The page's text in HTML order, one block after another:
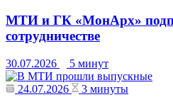
МТИ и ГК «МонАрх»
сотрудничестве
30.07.2026 5 минут
24.07.2026 3 минуты